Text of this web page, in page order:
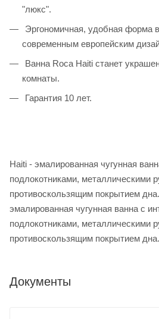
"люкс".
Эргономичная, удобная форма
современным европейским
Ванна Roca Haiti станет
комнаты.
Гарантия 10 лет.
Haiti - эмалированная чугунная
подлокотниками, металлическими
противоскользящим покрытием
эмалированная чугунная ванна с
подлокотниками, металлическими
противоскользящим покрытием
Документы